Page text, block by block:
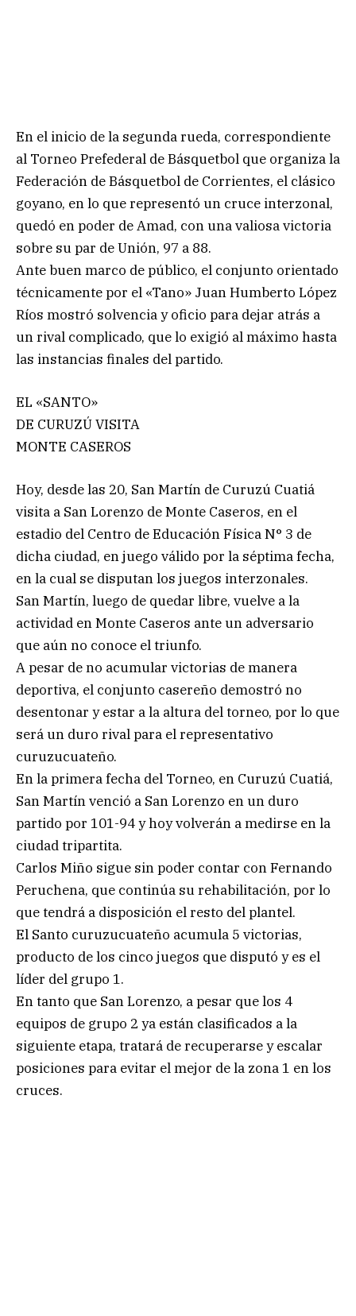
En el inicio de la segunda rueda, correspondiente
al Torneo Prefederal de Básquetbol que organiza la
Federación de Básquetbol de Corrientes, el clásico
goyano, en lo que representó un cruce interzonal,
quedó en poder de Amad, con una valiosa victoria
sobre su par de Unión, 97 a 88.
Ante buen marco de público, el conjunto orientado
técnicamente por el «Tano» Juan Humberto López
Ríos mostró solvencia y oficio para dejar atrás a
un rival complicado, que lo exigió al máximo hasta
las instancias finales del partido.
EL «SANTO»
DE CURUZÚ VISITA
MONTE CASEROS
Hoy, desde las 20, San Martín de Curuzú Cuatiá
visita a San Lorenzo de Monte Caseros, en el
estadio del Centro de Educación Física N° 3 de
dicha ciudad, en juego válido por la séptima fecha,
en la cual se disputan los juegos interzonales.
San Martín, luego de quedar libre, vuelve a la
actividad en Monte Caseros ante un adversario
que aún no conoce el triunfo.
A pesar de no acumular victorias de manera
deportiva, el conjunto casereño demostró no
desentonar y estar a la altura del torneo, por lo que
será un duro rival para el representativo
curuzucuateño.
En la primera fecha del Torneo, en Curuzú Cuatiá,
San Martín venció a San Lorenzo en un duro
partido por 101-94 y hoy volverán a medirse en la
ciudad tripartita.
Carlos Miño sigue sin poder contar con Fernando
Peruchena, que continúa su rehabilitación, por lo
que tendrá a disposición el resto del plantel.
El Santo curuzucuateño acumula 5 victorias,
producto de los cinco juegos que disputó y es el
líder del grupo 1.
En tanto que San Lorenzo, a pesar que los 4
equipos de grupo 2 ya están clasificados a la
siguiente etapa, tratará de recuperarse y escalar
posiciones para evitar el mejor de la zona 1 en los
cruces.